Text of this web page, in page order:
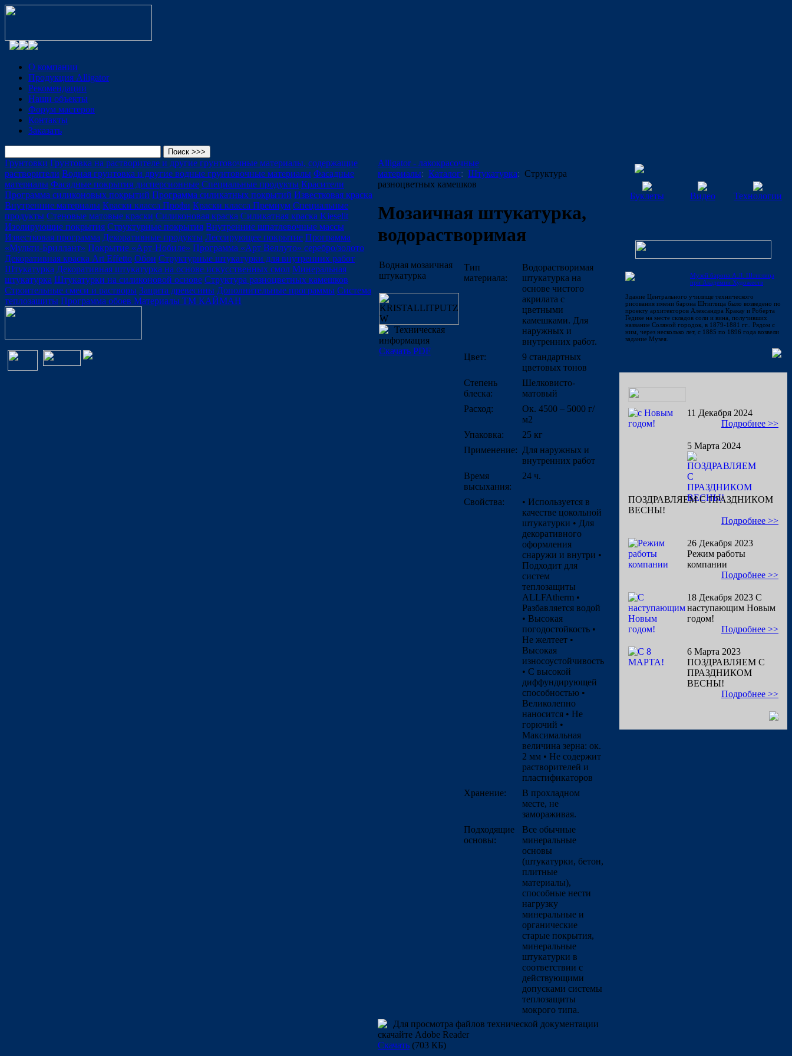
О компании
Продукция Alligator
Рекомендации
Наши объекты
Форум мастеров
Контакты
Заказать
Грунтовки Грунтовка на растворителе и другие грунтовочные материалы, содержащие
растворители Водная грунтовка и другие водные грунтовочные материалы Фасадные
материалы Фасадные покрытия дисперсионные Специальные продукты Красители
Программа силиконовых покрытий Программа силикатных покрытий Известковая краска
Внутренние материалы Краски класса Профи Краски класса Премиум Специальные
продукты Стеновые матовые краски Силиконовая краска Силикатная краска Kieselit
Изолирующие покрытия Структурные покрытия Внутренние шпатлевочные массы
Известковая программа Декоративные продукты Лессирующее покрытие Программа
«Мульти-Бриллант» Покрытие «Арт-Нобиле» Программа «Арт Веллуто» серебро/золото
Декоративная краска Art Effetto Обои Структурные штукатурки для внутренних работ
Штукатурка Декоративная штукатурка на основе искусственных смол Минеральная
штукатурка Штукатурки на силиконовой основе Структура разноцветных камешков
Строительные смеси и растворы Защита древесины Дополнительные программы Система
теплозащиты Программа обоев Материалы ТМ КАЙМАН
Alligator - лакокрасочные
материалы: Каталог: Штукатурка: Структура
разноцветных камешков
Мозаичная штукатурка,
водорастворимая
Водная мозаичная
штукатурка
Техническая
информация
Скачать PDF
Тип
материала:
Водорастворимая
штукатурка на
основе чистого
акрилата с
цветными
камешками. Для
наружных и
внутренних работ.
Цвет:
9 стандартных
цветовых тонов
Степень
блеска:
Шелковисто-
матовый
Расход:
Ок. 4500 – 5000 г/
м2
Упаковка:
25 кг
Применение:
Для наружных и
внутренних работ
Время
высыхания:
24 ч.
Свойства:
• Используется в
качестве цокольной
штукатурки • Для
декоративного
оформления
снаружи и внутри •
Подходит для
систем
теплозащиты
ALLFAtherm •
Разбавляется водой
• Высокая
погодостойкость •
Не желтеет •
Высокая
износоустойчивость
• С высокой
диффундирующей
способностью •
Великолепно
наносится • Не
горючий •
Максимальная
величина зерна: ок.
2 мм • Не содержит
растворителей и
пластификаторов
Хранение:
В прохладном
месте, не
замораживая.
Подходящие
основы:
Все обычные
минеральные
основы
(штукатурки, бетон,
плитные
материалы),
способные нести
нагрузку
минеральные и
органические
старые покрытия,
минеральные
штукатурки в
соответствии с
действующими
допусками системы
теплозащиты
мокрого типа.
Для просмотра файлов технической документации
скачайте Adobe Reader
Скачать (703 КБ)
Буклеты Видео Технологии
Музей барона А.Л. Штиглица
при Академии Художеств
Здание Центрального училище технического
рисования имени барона Штиглица было возведено по
проекту архитекторов Александра Кракау и Роберта
Гедике на месте складов соли и вина, получивших
название Соляной городок, в 1879-1881 гг.. Рядом с
ним, через несколько лет, с 1885 по 1896 года возвели
задание Музея.
11 Декабря 2024
Подробнее >>
5 Марта 2024
ПОЗДРАВЛЯЕМ С ПРАЗДНИКОМ
ВЕСНЫ!
Подробнее >>
26 Декабря 2023
Режим работы
компании
Подробнее >>
18 Декабря 2023 С
наступающим Новым
годом!
Подробнее >>
6 Марта 2023
ПОЗДРАВЛЯЕМ С
ПРАЗДНИКОМ
ВЕСНЫ!
Подробнее >>